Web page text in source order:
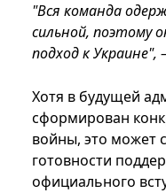
"Вся команда
сильной, поэтому
подход к Украине",
Хотя в будущей
сформирован
войны, это может
готовности
официального